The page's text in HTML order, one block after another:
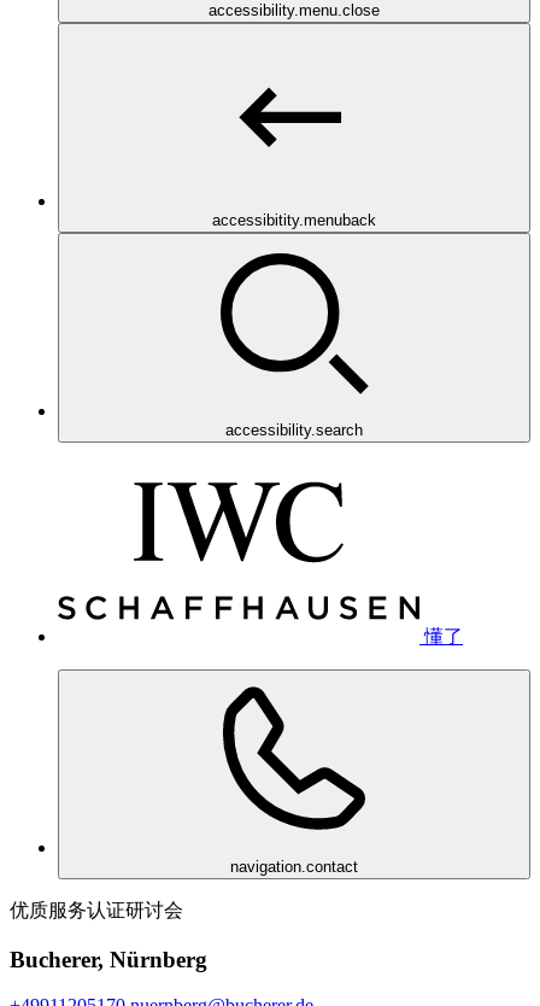
accessibility.menu.close
accessibitity.menuback
accessibility.search
懂了
navigation.contact
优质服务认证研讨会
Bucherer, Nürnberg